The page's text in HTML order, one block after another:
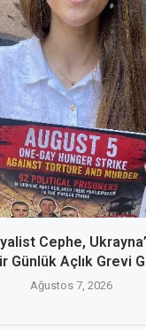
Cephe,
Günlük Açlık Grevi
Ağustos 7, 2026